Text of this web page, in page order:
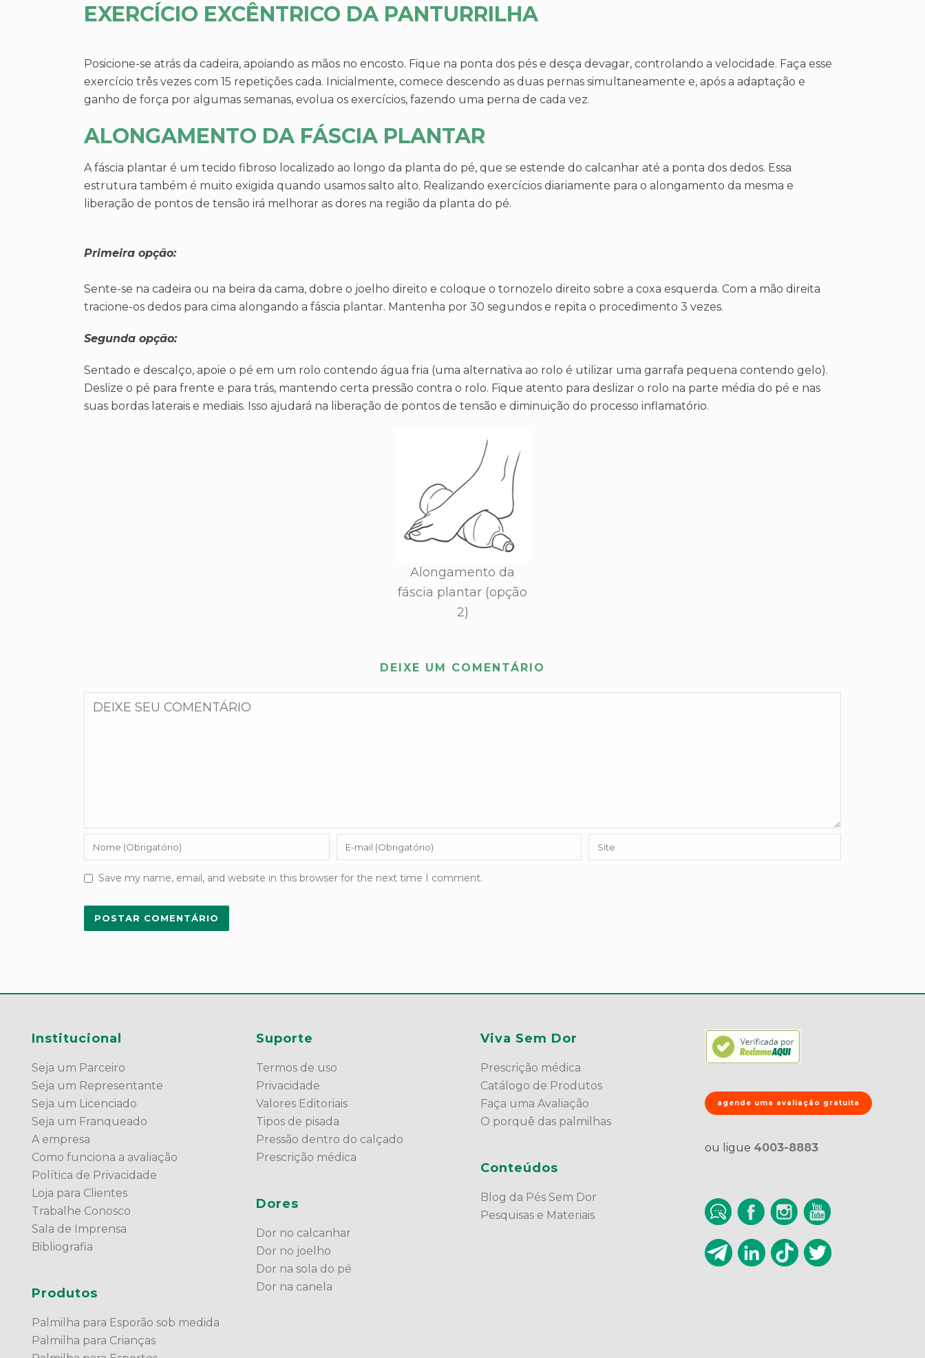
EXERCÍCIO EXCÊNTRICO DA PANTURRILHA
Posicione-se atrás da cadeira, apoiando as mãos no encosto. Fique na ponta dos pés e desça devagar, controlando a velocidade. Faça esse
exercício três vezes com 15 repetições cada. Inicialmente, comece descendo as duas pernas simultaneamente e, após a adaptação e
ganho de força por algumas semanas, evolua os exercícios, fazendo uma perna de cada vez.
ALONGAMENTO DA FÁSCIA PLANTAR
A fáscia plantar é um tecido fibroso localizado ao longo da planta do pé, que se estende do calcanhar até a ponta dos dedos. Essa
estrutura também é muito exigida quando usamos salto alto. Realizando exercícios diariamente para o alongamento da mesma e
liberação de pontos de tensão irá melhorar as dores na região da planta do pé.
Primeira opção:
Sente-se na cadeira ou na beira da cama, dobre o joelho direito e coloque o tornozelo direito sobre a coxa esquerda. Com a mão direita
tracione-os dedos para cima alongando a fáscia plantar. Mantenha por 30 segundos e repita o procedimento 3 vezes.
Segunda opção:
Sentado e descalço, apoie o pé em um rolo contendo água fria (uma alternativa ao rolo é utilizar uma garrafa pequena contendo gelo).
Deslize o pé para frente e para trás, mantendo certa pressão contra o rolo. Fique atento para deslizar o rolo na parte média do pé e nas
suas bordas laterais e mediais. Isso ajudará na liberação de pontos de tensão e diminuição do processo inflamatório.
Alongamento da
fáscia plantar (opção
2)
DEIXE UM COMENTÁRIO
Save my name, email, and website in this browser for the next time I comment.
Institucional
Seja um Parceiro
Seja um Representante
Seja um Licenciado
Seja um Franqueado
A empresa
Como funciona a avaliação
Política de Privacidade
Loja para Clientes
Trabalhe Conosco
Sala de Imprensa
Bibliografia
Produtos
Palmilha para Esporão sob medida
Palmilha para Crianças
Suporte
Termos de uso
Privacidade
Valores Editoriais
Tipos de pisada
Pressão dentro do calçado
Prescrição médica
Dores
Dor no calcanhar
Dor no joelho
Dor na sola do pé
Dor na canela
Viva Sem Dor
Prescrição médica
Catálogo de Produtos
Faça uma Avaliação
O porquê das palmilhas
Conteúdos
Blog da Pés Sem Dor
Pesquisas e Materiais
agende uma avaliação gratuita
ou ligue 4003-8883